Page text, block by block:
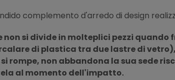
complemento d'arredo di design
non si divide in molteplici pezzi
di plastica tra due lastre di
rompe, non abbandona la sua sede
al momento dell'impatto.